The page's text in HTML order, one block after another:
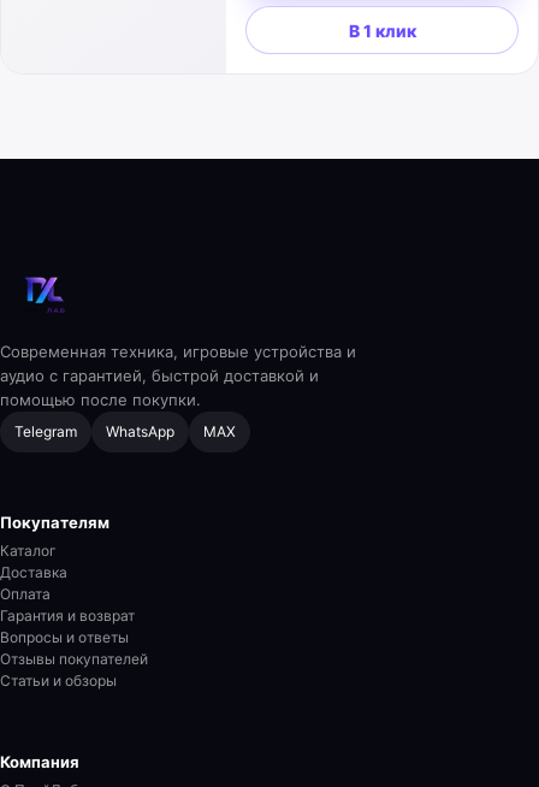
В 1 клик
Современная техника, игровые устройства и
аудио с гарантией, быстрой доставкой и
помощью после покупки.
Telegram WhatsApp MAX
Покупателям
Каталог
Доставка
Оплата
Гарантия и возврат
Вопросы и ответы
Отзывы покупателей
Статьи и обзоры
Компания